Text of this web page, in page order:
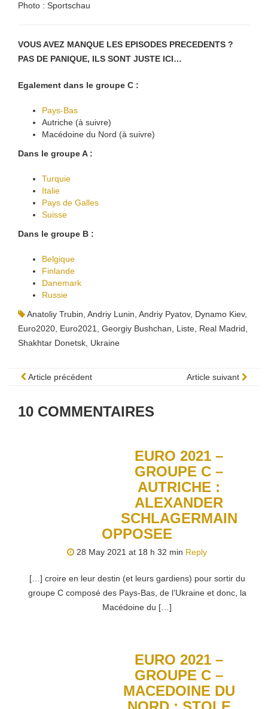
Photo : Sportschau
VOUS AVEZ MANQUE LES EPISODES PRECEDENTS ?
PAS DE PANIQUE, ILS SONT JUSTE ICI…
Egalement dans le groupe C :
Pays-Bas
Autriche (à suivre)
Macédoine du Nord (à suivre)
Dans le groupe A :
Turquie
Italie
Pays de Galles
Suisse
Dans le groupe B :
Belgique
Finlande
Danemark
Russie
Anatoliy Trubin Andriy Lunin Andriy Pyatov, Dynamo Kiev,
Euro2020 Euro2021 Georgiy Bushchan Liste Real Madrid
Shakhtar Donetsk Ukraine
Article précédent Article suivant
10 COMMENTAIRES
EURO 2021 –
GROUPE C –
AUTRICHE :
ALEXANDER
SCHLAGERMAIN
OPPOSEE
28 May 2021 at 18 h 32 min Reply
[…] croire en leur destin (et leurs gardiens) pour sortir du
groupe C composé des Pays-Bas, de l’Ukraine et donc, la
Macédoine du […]
EURO 2021 –
GROUPE C –
MACEDOINE DU